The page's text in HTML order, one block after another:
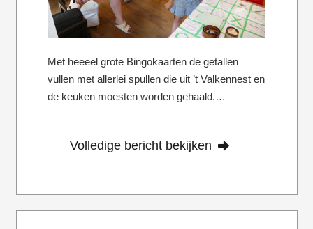
Met heeeel grote Bingokaarten de getallen
vullen met allerlei spullen die uit ’t Valkennest en
de keuken moesten worden gehaald.…
Volledige bericht bekijken